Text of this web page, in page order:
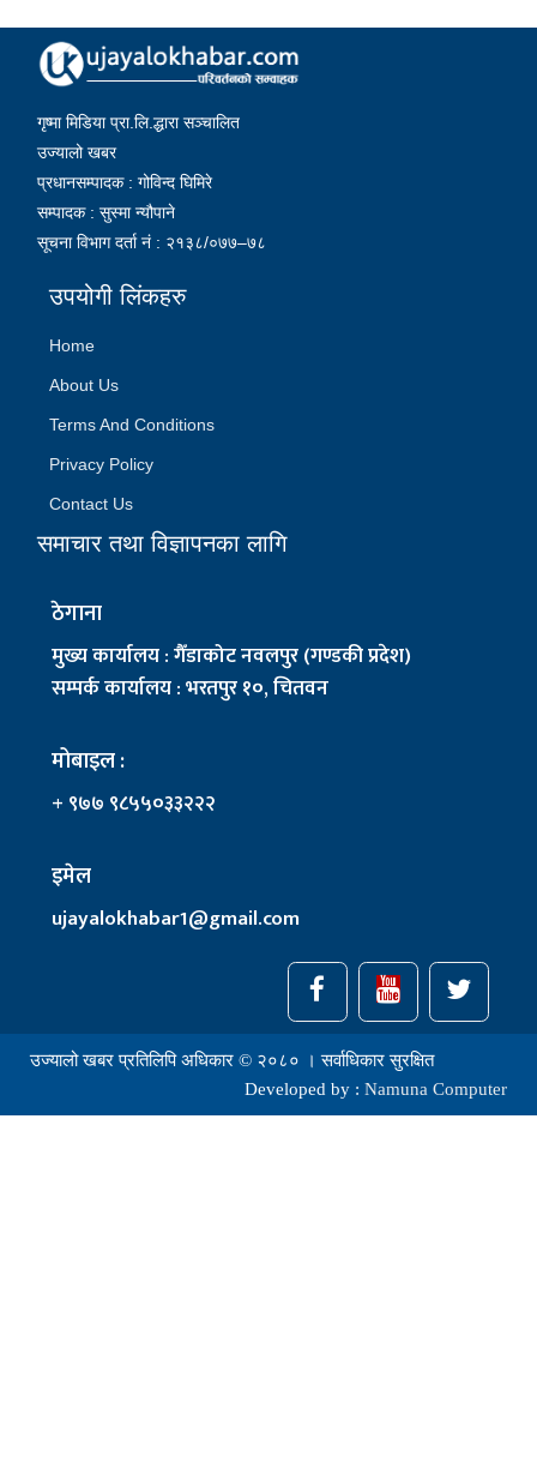
गृष्मा मिडिया प्रा.लि.द्धारा सञ्चालित
उज्यालो खबर
प्रधानसम्पादक : गोविन्द घिमिरे
सम्पादक : सुस्मा न्यौपाने
सूचना विभाग दर्ता नं : २१३८/०७७–७८
उपयोगी लिंकहरु
Home
About Us
Terms And Conditions
Privacy Policy
Contact Us
समाचार तथा विज्ञापनका लागि
ठेगाना
मुख्य कार्यालय : गैँडाकोट नवलपुर (गण्डकी प्रदेश)
सम्पर्क कार्यालय : भरतपुर १०, चितवन
मोबाइल :
+ ९७७ ९८५५०३३२२२
इमेल
ujayalokhabar1@gmail.com
उज्यालो खबर प्रतिलिपि अधिकार © २०८० । सर्वाधिकार सुरक्षित
Developed by : Namuna Computer